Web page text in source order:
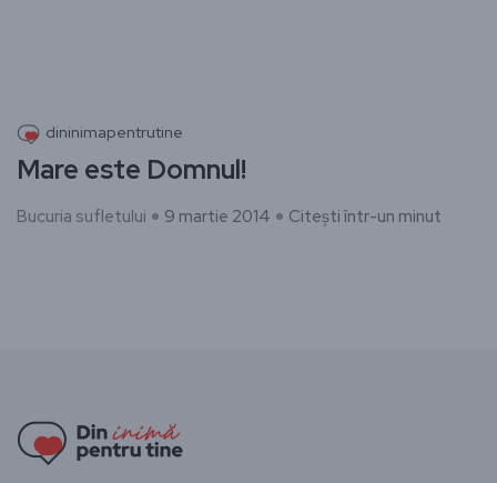
dininimapentrutine
Mare este Domnul!
Bucuria sufletului 9 martie 2014 Citești într-un minut